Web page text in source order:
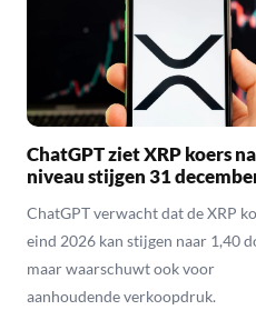
ChatGPT ziet XRP koers
niveau stijgen 31
ChatGPT verwacht dat de XRP
eind 2026 kan stijgen naar 1,40
maar waarschuwt ook voor
aanhoudende verkoopdruk.